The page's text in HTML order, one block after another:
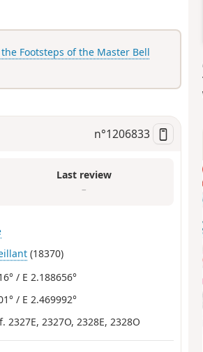
Footsteps of the Master Bell
n°1206833
Last review
–
(18370)
/ E 2.188656°
/ E 2.469992°
2327E, 2327O, 2328E, 2328O